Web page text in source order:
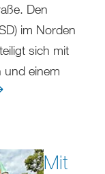
Den
im Norden
sich mit
und einem
Mit